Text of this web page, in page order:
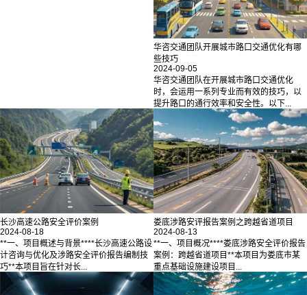
华咨交通团队开展城市路口交通优化有哪
些技巧
2024-09-05
华咨交通团队在开展城市路口交通优化
时，会运用一系列专业而有效的技巧，以
提升路口的通行效率和安全性。以下...
长沙高速公路安全评价案例
2024-08-18
**一、项目概述与背景****长沙高速公路设
计咨询与优化及涉路安全评价报告编制技
巧**本项目旨在针对长...
娄底涉路安评报告案例之跨越省道项目
2024-08-13
**一、项目概况****娄底涉路安全评价报告
案例：跨越省道项目**本项目为娄底市某
重点基础设施建设项目...